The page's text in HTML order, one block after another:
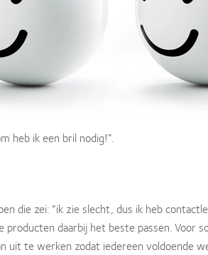
heb ik een bril nodig!”.
die zei: “ik zie slecht, dus ik heb
daarbij het beste passen. Voor
te werken zodat iedereen voldoende